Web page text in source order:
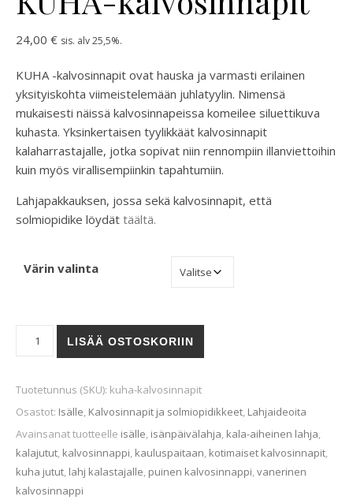
24,00 € sis. alv 25,5%.
KUHA -kalvosinnapit ovat hauska ja varmasti erilainen
yksityiskohta viimeistelemään juhlatyylin. Nimensä
mukaisesti näissä kalvosinnapeissa komeilee siluettikuva
kuhasta. Yksinkertaisen tyylikkäät kalvosinnapit
kalaharrastajalle, jotka sopivat niin rennompiin illanviettoihin
kuin myös virallisempiinkin tapahtumiin.
Lahjapakkauksen, jossa sekä kalvosinnapit, että
solmiopidike löydät täältä.
Värin valinta
KUHA-kalvosinnapit määrä
LISÄÄ OSTOSKORIIN
Tuotetunnus (SKU): kuha-kalvosinnapit
Osastot: Isälle, Kalvosinnapit ja solmiopidikkeet, Lahjaideoita
Avainsanat tuotteelle isälle, isänpäivälahja, kala-aiheinen lahja,
kalajutut, kalvosinnappi, kauluspaitaan, kotimaiset kalvosinnapit,
kuha jutut, lahj kalastajalle, puinen kalvosinnappi,vanerinen
kalvosinnappi